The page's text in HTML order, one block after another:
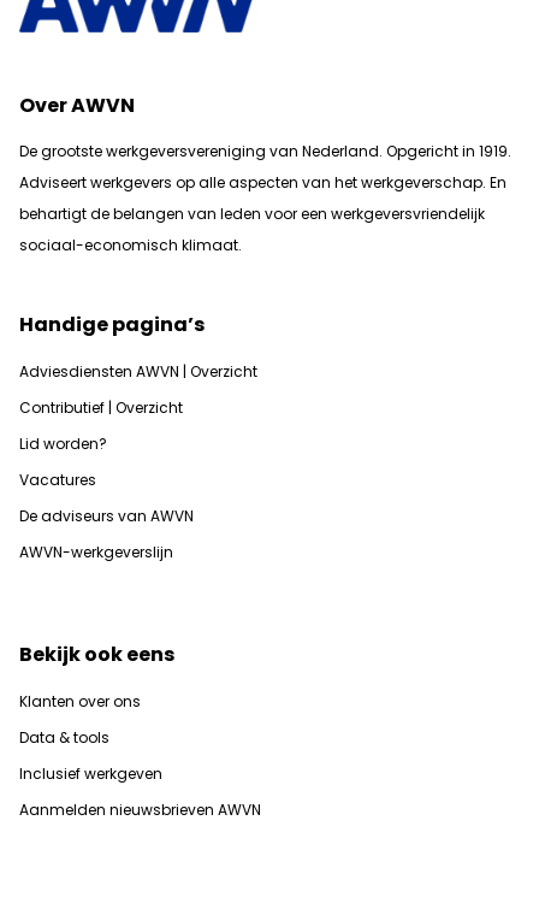
Over AWVN
De grootste werkgeversvereniging van Nederland. Opgericht in 1919.
Adviseert werkgevers op alle aspecten van het werkgeverschap. En
behartigt de belangen van leden voor een werkgeversvriendelijk
sociaal-economisch klimaat.
Handige pagina’s
Adviesdiensten AWVN | Overzicht
Contributief | Overzicht
Lid worden?
Vacatures
De adviseurs van AWVN
AWVN-werkgeverslijn
Bekijk ook eens
Klanten over ons
Data & tools
Inclusief werkgeven
Aanmelden nieuwsbrieven AWVN